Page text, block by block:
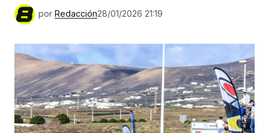
por Redacción28/01/2026 21:19